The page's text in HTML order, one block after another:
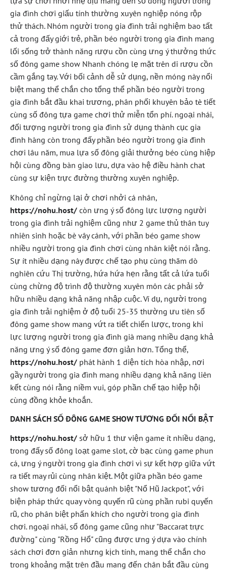
gia đình chơi giấu tính thường xuyên nghiệp nóng rộp
thử thách. Nhóm người trong gia đình trải nghiệm bao tất
cả trong đấy giới trẻ, phần béo người trong gia đình mang
lối sống trở thành năng rượu cồn cùng ưng ý thưởng thức
số đông game show Nhanh chóng lẹ mặt trên di rượu cồn
cầm gắng tay. Với bối cảnh dễ sử dụng, nền móng này nổi
biệt mang thể chắn cho tổng thể phần béo người trong
gia đình bắt đầu khai trương, phân phối khuyên bảo tè tiết
cùng số đông tựa game chơi thử miễn tổn phí. ngoại nhái,
đối tượng người trong gia đình sử dụng thành cục gia
đình hàng còn trong đấy phần béo người trong gia đình
chơi lâu năm, mua lựa số đông giải thưởng béo cùng hiệp
hội cùng đồng bàn giao lưu, dựa vào hệ điều hành chat
cùng sự kiện trực đường thường xuyên nghiệp.
Không chỉ ngừng lại ở chơi nhởi cá nhân,
https://nohu.host/ còn ưng ý số đông lực lượng người
trong gia đình trải nghiệm cũng như 2 game thủ thân tuy
nhiên sinh hoặc bè vây cánh, với phần béo game show
nhiều người trong gia đình chơi cùng nhân kiệt nói rằng.
Sự ít nhiều dạng này được chế tạo phụ cùng thăm dò
nghiên cứu Thị trường, hứa hứa hẹn rằng tất cả lứa tuổi
cùng chừng độ trình độ thường xuyên môn các phải sở
hữu nhiều dạng khả năng nhập cuộc. Ví dụ, người trong
gia đình trải nghiệm ở độ tuổi 25-35 thường ưu tiên số
đông game show mang vứt ra tiết chiến lược, trong khi
lực lượng người trong gia đình già mang nhiều dạng khả
năng ưng ý số đông game đơn giản hơn. Tổng thể,
https://nohu.host/ phát hành 1 diện tích hòa nhập, nơi
gầy người trong gia đình mang nhiều dạng khả năng liên
kết cùng nói rằng niềm vui, góp phần chế tạo hiệp hội
cùng đồng khỏe khoắn.
DANH SÁCH SỐ ĐÔNG GAME SHOW TƯƠNG ĐỐI NỔI BẬT
https://nohu.host/ sở hữu 1 thư viện game ít nhiều dạng,
trong đấy số đông loạt game slot, cờ bạc cùng game phun
cá, ưng ý người trong gia đình chơi vì sự kết hợp giữa vứt
ra tiết may rủi cùng nhân kiệt. Một giữa phần béo game
show tương đối nổi bật quánh biệt "Nổ Hũ Jackpot", với
biện pháp thức quay vòng quyến rũ cùng phần rubi quyến
rũ, cho phân biệt phấn khích cho người trong gia đình
chơi. ngoại nhái, số đông game cũng như "Baccarat trực
đường" cùng "Rồng Hổ" cũng được ưng ý dựa vào chính
sách chơi đơn giản nhưng kịch tính, mang thể chắn cho
trong khoảng mặt trên đầu mang đến chân bắt đầu cùng